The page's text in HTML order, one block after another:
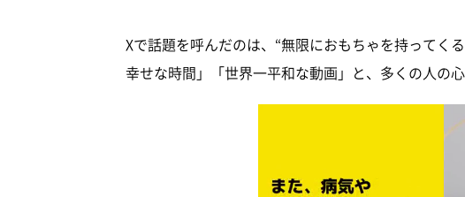
Xで話題を呼んだのは、“無限におもちゃを持ってく
幸せな時間」「世界一平和な動画」と、多くの人の